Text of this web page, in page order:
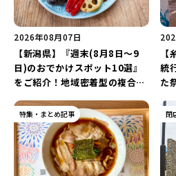
2026年08月07日
【新潟県】『週末(8月8日～9
日)のおでかけスポット10選』
をご紹介！地域密着型の複合施
ナ丸大新潟のサマーフェスタ
2026」がおすすめ♪
統
た
を
特集・まとめ記事 閉